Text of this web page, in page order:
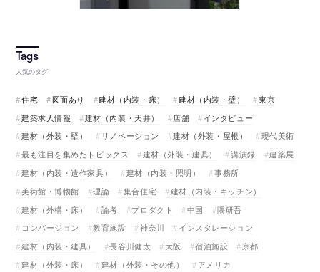
人気のタグ
住宅 図面あり 建材（内装・床） 建材（内装・壁）
東京
建築求人情報
建材（内装・天井） 店舗
インタビュー
建材（外装・壁）
リノベーション 建材（外装・屋根）
現代美術
最も注目を集めたトピックス
建材（外装・建具） 講演録
建築展
建材（内装・造作家具）
建材（内装・照明）
事務所
美術館・博物館
理論 集合住宅
建材（内装・キッチン）
建材（外構・床）
論考 プロダクト 中国
隈研吾
コンバージョン
教育施設 神奈川
インスタレーション
建材（内装・建具）
長谷川健太 大阪 宿泊施設
京都
建材（外装・床）
建材（外装・その他）
アメリカ